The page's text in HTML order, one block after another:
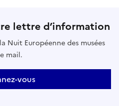
lettre d’information
Nuit Européenne des musées
mail.
vous